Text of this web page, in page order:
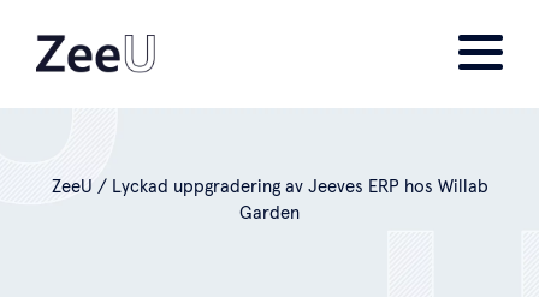
ZeeU / Lyckad uppgradering av Jeeves ERP hos Willab
Garden